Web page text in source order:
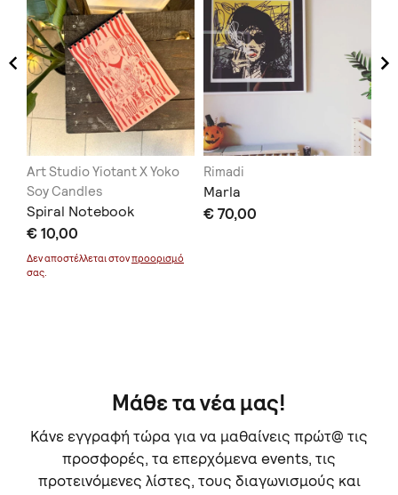
Art Studio Yiotant X Yoko
Soy Candles
Spiral Notebook
€ 10,00
Δεν αποστέλλεται στονπροορισμό
σας.
Rimadi
Marla
€ 70,00
Μάθε τα νέα μας!
Κάνε εγγραφή τώρα για να μαθαίνεις πρώτ@ τις
προσφορές, τα επερχόμενα events, τις
προτεινόμενες λίστες, τους διαγωνισμούς και